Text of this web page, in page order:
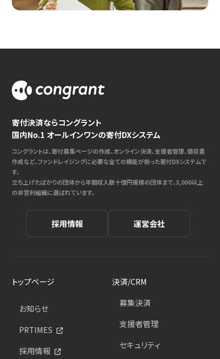
寄付決済ならコングラント
国内No.1 オールインワンの寄付DXシステム
コングラントは、寄付募集ページの作成、オンライン決済、支援者管理、領収書
作成など、ファンドレイジングに必要な全ての機能が揃った寄付DXシステムで
す。
立ち上げたばかりの団体から年間収入数十億円規模の団体まで、3,000以上
の非営利組織に選ばれています。
採用情報 運営会社
トップページ
お知らせ
PRTIMES
採用情報
決済/CRM
募集決済
支援者管理
セキュリティ